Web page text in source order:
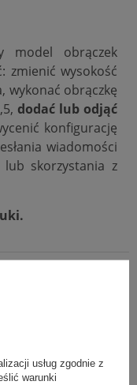
model obrączek
zmienić wysokość
wykonać obrączkę
dodać lub odjąć
konfigurację
wiadomości
lub skorzystania z
usług zgodnie z
warunki